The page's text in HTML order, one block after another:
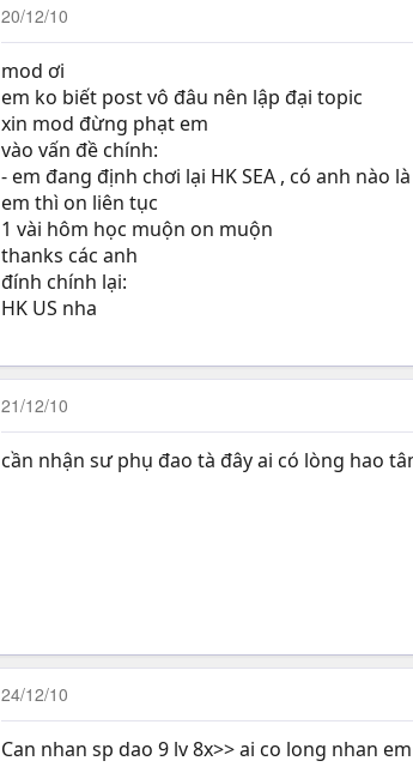
20/12/10
mod ơi
em ko biết post vô đâu nên lập đại topic
xin mod đừng phạt em
vào vấn đề chính:
- em đang định chơi lại HK SEA , có anh nào
em thì on liên tục
1 vài hôm học muộn on muộn
thanks các anh
đính chính lại:
HK US nha
21/12/10
cần nhận sư phụ đao tà đây ai có lòng hao
24/12/10
Can nhan sp dao 9 lv 8x>> ai co long nhan